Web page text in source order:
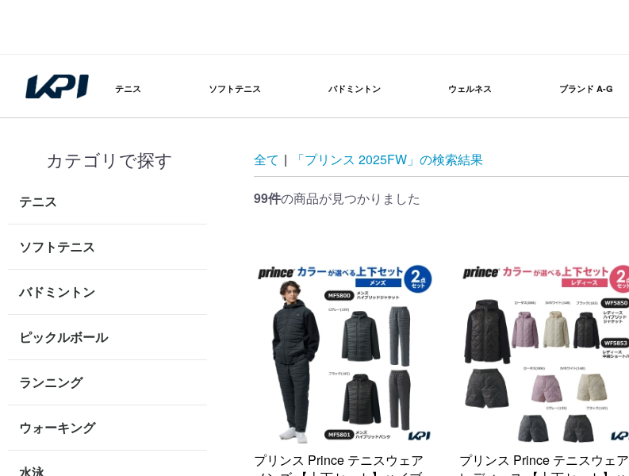
テニス ソフトテニス バドミントン ウェルネス ブランド A-G
カテゴリで探す
テニス
ソフトテニス
バドミントン
ピックルボール
ランニング
ウォーキング
全て | 「プリンス 2025FW」の検索結果
99件の商品が見つかりました
プリンス Prince テニスウェア
プリンス Prince テニスウェア